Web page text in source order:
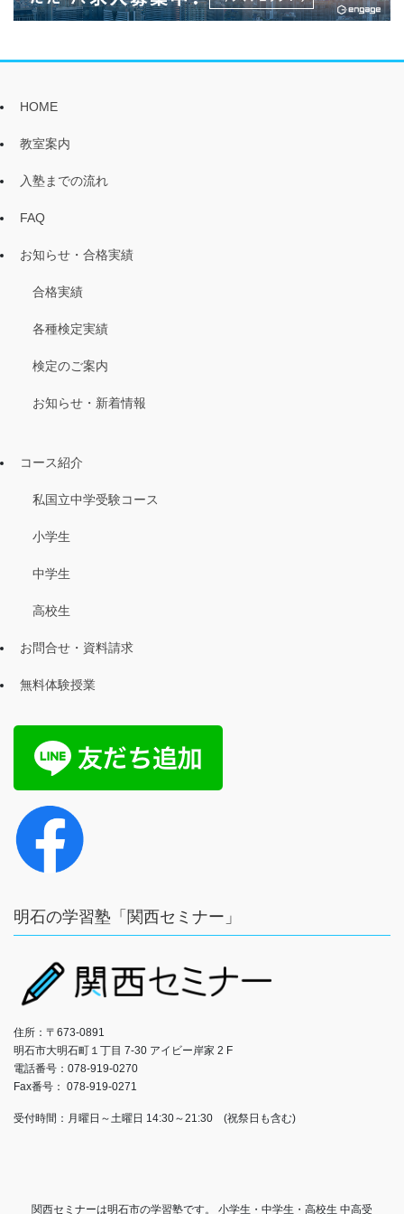
HOME
教室案内
入塾までの流れ
FAQ
お知らせ・合格実績
合格実績
各種検定実績
検定のご案内
お知らせ・新着情報
コース紹介
私国立中学受験コース
小学生
中学生
高校生
お問合せ・資料請求
無料体験授業
明石の学習塾「関西セミナー」
住所：〒673-0891
明石市大明石町１丁目 7‐30 アイビー岸家 2 F
電話番号：078-919-0270
Fax番号： 078-919-0271
受付時間：月曜日～土曜日 14:30～21:30 (祝祭日も含む)
関西セミナーは明石市の学習塾です。 小学生・中学生・高校生 中高受